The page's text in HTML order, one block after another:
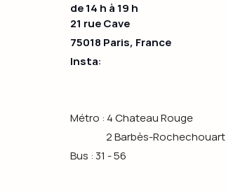
21 rue Cave
75018 Paris, France
Insta:
Métro : 4 Chateau Rouge
2 Barbès-Rochechouart
Bus : 31 - 56
de 14 h à 19 h​